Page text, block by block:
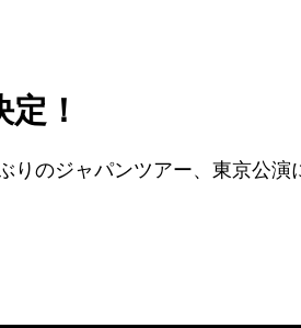
！
りのジャパンツアー、東京公演